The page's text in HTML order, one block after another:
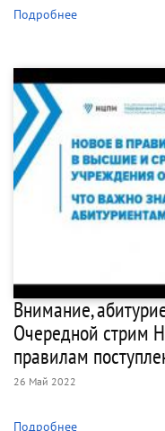
Подробнее
Внимание,
Очередной стрим
правилам
26 Май 2022
Подробнее